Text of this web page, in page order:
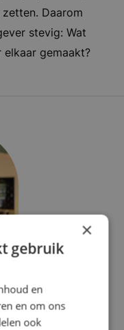
Daarom
stevig: Wat
gemaakt?
je
×
gebruik
en
en om ons
ook